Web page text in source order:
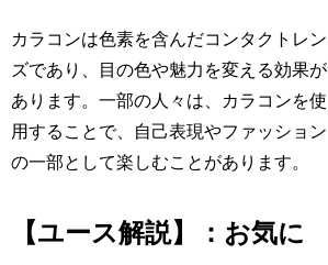
カラコンは色素を含んだコンタクトレン
ズであり、目の色や魅力を変える効果が
あります。一部の人々は、カラコンを使
用することで、自己表現やファッション
の一部として楽しむことがあります。
【ユース解説】：お気に